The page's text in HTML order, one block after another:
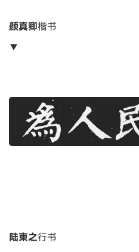
颜真卿楷书
▼
陆柬之行书